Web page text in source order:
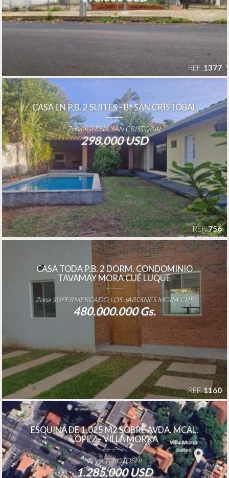
REF. 1377
REF.756
CASA EN P.B. 2 SUITES - B° SAN CRISTOBAL
Zona IGLESIA SAN CRISTOBAL
298.000 USD
REF.1160
CASA TODA P.B. 2 DORM. CONDOMINIO
TAVAMAY MORA CUÉ LUQUE
Zona SUPERMERCADO LOS JARDINES MORA CUE
480.000.000 Gs.
ESQUINA DE 1.025 M2 SOBRE AVDA. MCAL.
LÓPEZ - VILLA MORRA
Zona TOYOTOSHI
1.285.000 USD